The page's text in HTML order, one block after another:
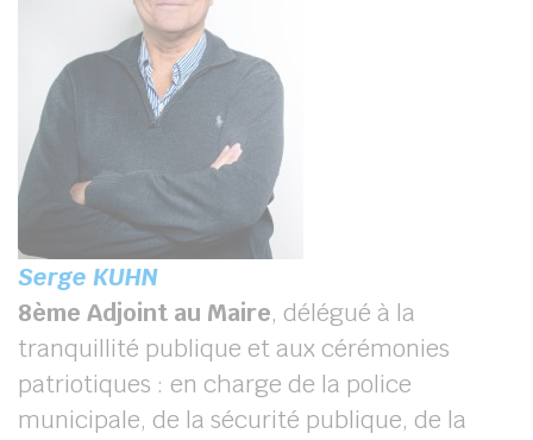
Serge KUHN
8ème Adjoint au Maire, délégué à la
tranquillité publique et aux cérémonies
patriotiques : en charge de la police
municipale, de la sécurité publique, de la